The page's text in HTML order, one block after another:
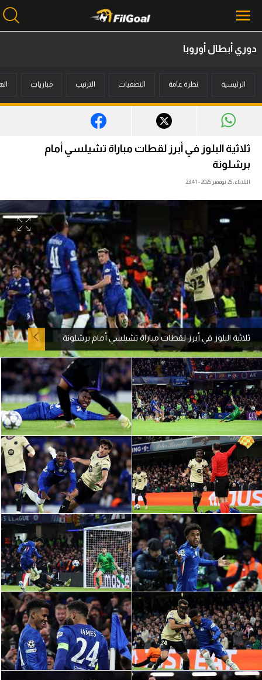
أخبار
ميركاتو
فانتازي في الجول
عدسات
آراء حرة
ركن الألعاب
بطولات
أمريكا 2026
الدوري المصري
الدوري الإنجليزي الممتاز
الدوري الإسباني
الدوري الإيطالي
الدوري الألماني
الدوري الفرنسي
الدوري السعودي للمحترفين
دوري أبطال أوروبا
دوري أبطال إفريقيا
كل البطولات
أقسام
دوري أبطال أوروبا
الرئيسية نظرة عامة التصفيات الترتيب مباريات
ثلاثية البلوز في أبرز لقطات مباراة تشيلسي أمام
برشلونة
الثلاثاء، 25 نوفمبر 2025 - 23:41
ثلاثية البلوز في أبرز لقطات مباراة تشيلسي أمام برشلونة